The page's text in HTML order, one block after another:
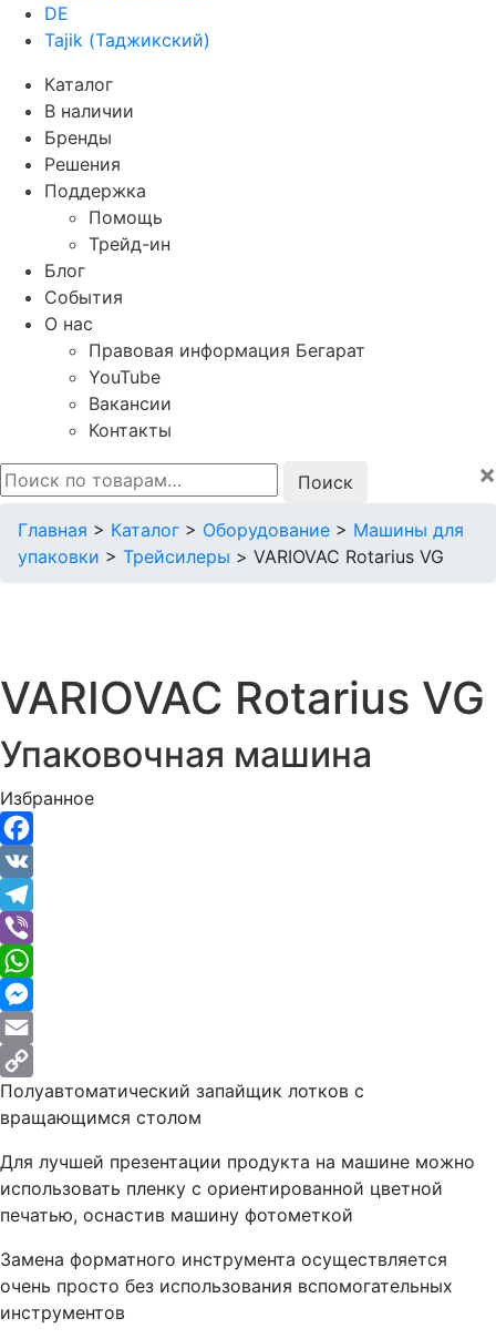
DE
Tajik (Таджикский)
Каталог
В наличии
Бренды
Решения
Поддержка
Помощь
Трейд-ин
Блог
События
О нас
Правовая информация Бегарат
YouTube
Вакансии
Контакты
Искать:
×
Главная > Каталог > Оборудование > Машины для
упаковки > Трейсилеры > VARIOVAC Rotarius VG
VARIOVAC Rotarius VG
Упаковочная машина
Избранное
Facebook
VK
Telegram
Viber
WhatsApp
Messenger
Email
Copy
Link
Полуавтоматический запайщик лотков с
вращающимся столом
Для лучшей презентации продукта на машине можно
использовать пленку с ориентированной цветной
печатью, оснастив машину фотометкой
Замена форматного инструмента осуществляется
очень просто без использования вспомогательных
инструментов